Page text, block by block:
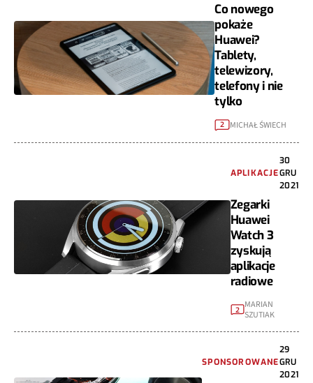
Co nowego
pokaże
Huawei?
Tablety,
telewizory,
telefony i nie
tylko
2 MICHAŁ ŚWIECH
APLIKACJE
30
GRU
2021
Zegarki
Huawei
Watch 3
zyskują
aplikacje
radiowe
2 MARIAN
SZUTIAK
SPONSOROWANE
29
GRU
2021